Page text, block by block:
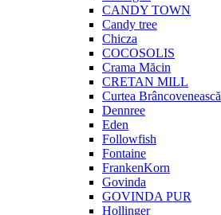
CANDY TOWN
Candy tree
Chicza
COCOSOLIS
Crama Măcin
CRETAN MILL
Curtea Brâncovenească
Dennree
Eden
Followfish
Fontaine
FrankenKorn
Govinda
GOVINDA PUR
Hollinger